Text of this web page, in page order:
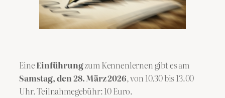
EineEinführungzum Kennenlernen gibt es am
Samstag, den 28. März 2026, von 10.30 bis 13.00
Uhr. Teilnahmegebühr: 10 Euro.